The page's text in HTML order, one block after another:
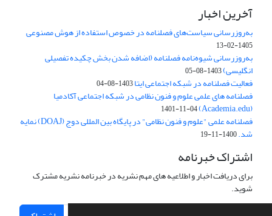
آخرین اخبار
به‌روزرسانی سیاست‌های فصلنامه در خصوص استفاده از هوش مصنوعی
1405-02-13
به‌روزرسانی شیوه‌نامه فصلنامه (اضافه شدن بخش چکیده تفصیلی
انگلیسی)1403-08-05
فعالیت فصلنامه در شبکه اجتماعی ایتا1403-08-04
فصلنامه های علمی علوم و فنون نظامی در شبکه اجتماعی آکادمیا
(Academia.edu)
1401-11-04
فصلنامه علمی "علوم و فنون نظامی" در پایگاه بین المللی دوج (DOAJ) نمایه
شد.1400-11-19
اشتراک خبرنامه
برای دریافت اخبار و اطلاعیه های مهم نشریه در خبرنامه نشریه مشترک
شوید.